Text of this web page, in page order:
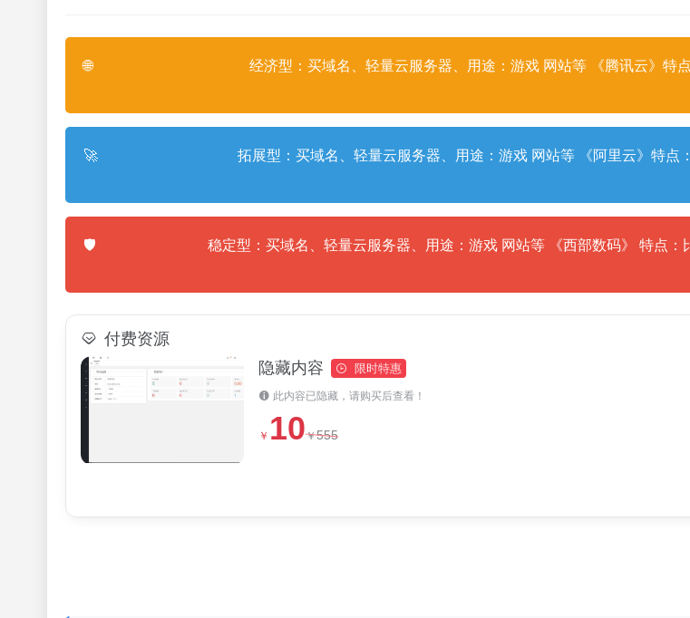
🌐 经济型：买域名、轻量云服务器、用途：游戏 网站等 《腾讯云》特
🚀 拓展型：买域名、轻量云服务器、用途：游戏 网站等 《阿里云》特点
🛡️ 稳定型：买域名、轻量云服务器、用途：游戏 网站等 《西部数码》 特点
付费资源
隐藏内容
限时特惠
此内容已隐藏，请购买后查看！
￥ 10￥555